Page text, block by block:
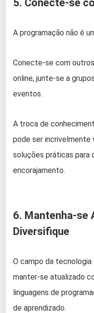
5. Conecte-se
A programação não é
Conecte-se com
online, junte-se a
eventos.
A troca de
pode ser incrivelmente
soluções práticas para
encorajamento.
6. Mantenha-se
Diversifique
O campo da
manter-se atualizado
linguagens de
de aprendizado.